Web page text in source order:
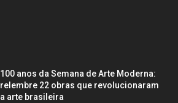
100 anos da Semana de Arte Moderna:
relembre 22 obras que revolucionaram
a arte brasileira